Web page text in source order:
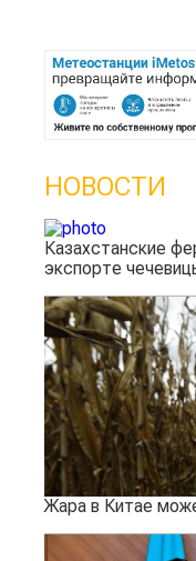
НОВОСТИ
Казахстанские
экспорте
Жара в Китае